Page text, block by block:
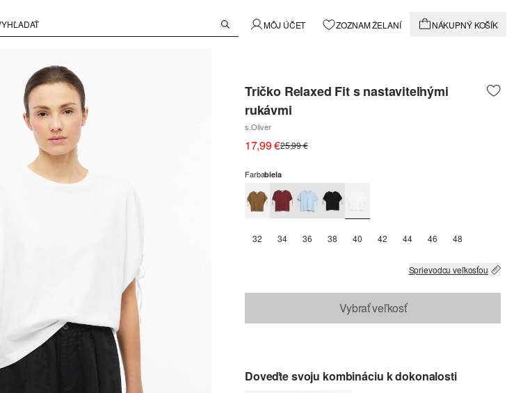
MÔJ ÚČET ZOZNAM ŽELANÍ NÁKUPNÝ KOŠÍK
Tričko Relaxed Fit s nastaviteľnými
rukávmi
s.Oliver
17,99 €25,99 €
Farbabiela
32 34 36 38 40 42 44 46 48
Sprievodcu veľkosťou
Vybrať veľkosť
Doveďte svoju kombináciu k dokonalosti